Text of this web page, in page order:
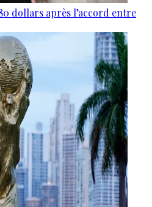
dollars après l’accord entre